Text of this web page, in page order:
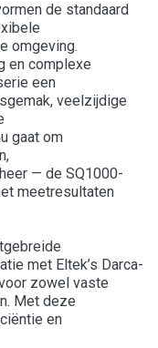
de standaard
omgeving.
en complexe
een
veelzijdige
gaat om
— de SQ1000-
meetresultaten
met Eltek’s Darca-
zowel vaste
Met deze
en